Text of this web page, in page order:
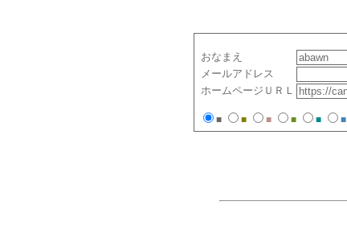
おなまえ
メールアドレス
ホームページＵＲＬ
■ ■ ■ ■ ■ ■